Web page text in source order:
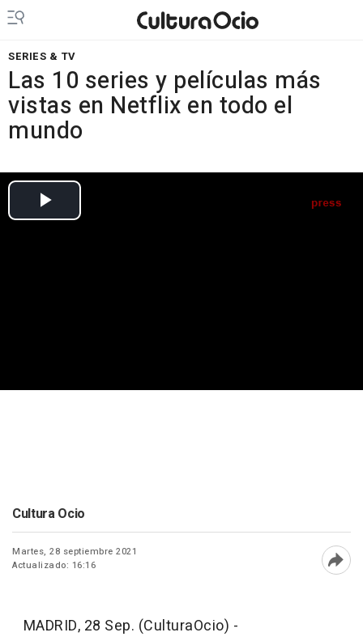
SERIES & TV
Las 10 series y películas más
vistas en Netflix en todo el
mundo
Cultura Ocio
Martes, 28 septiembre 2021
Actualizado: 16:16
MADRID, 28 Sep. (CulturaOcio) -